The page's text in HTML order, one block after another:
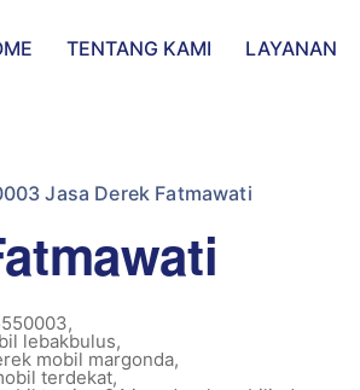
TENTANG KAMI LAYANAN
Jasa Derek Fatmawati
,
lebakbulus,
mobil margonda,
terdekat,